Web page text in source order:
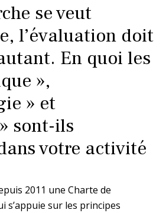
La prévention dans ma DR
IDF Centre Nord
bref La DR Paris-IDF Centre Nord en
bref
La prévention dans ma DR
IDF Sud
se veut
l’évaluation doit
En quoi les
»,
» et
sont-ils
votre activité
2011 une Charte de
s’appuie sur les principes